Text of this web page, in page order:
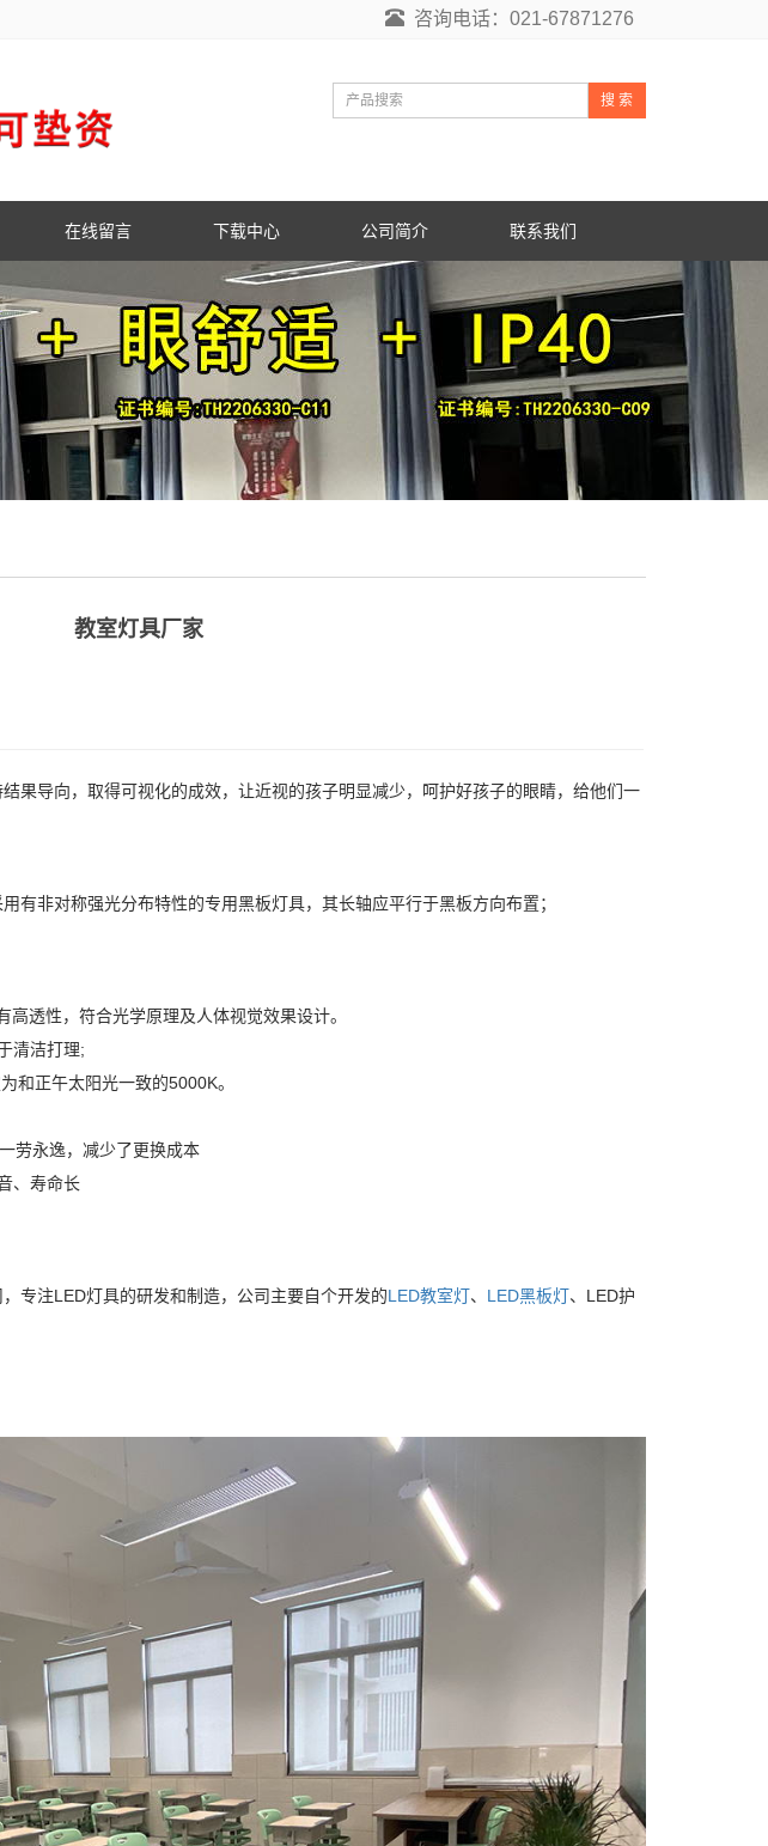
咨询电话：021-67871276
搜 索
在线留言 下载中心 公司简介 联系我们
教室灯具厂家
果导向，取得可视化的成效，让近视的孩子明显减少，呵护好孩子的眼睛，给他们一
有非对称强光分布特性的专用黑板灯具，其长轴应平行于黑板方向布置；
透性，符合光学原理及人体视觉效果设计。
清洁打理;
和正午太阳光一致的5000K。
劳永逸，减少了更换成本
、寿命长
专注LED灯具的研发和制造，公司主要自个开发的LED教室灯、 LED黑板灯、LED护